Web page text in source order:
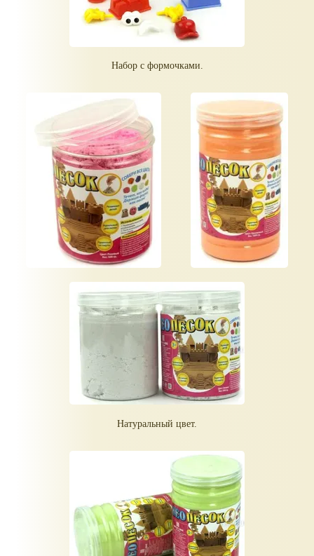
Набор с формочками.
Натуральный цвет.